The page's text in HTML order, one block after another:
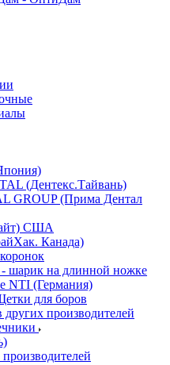
(Дентекс.Тайвань)
GROUP (Прима Дентал
США
Канада)
шарик на длинной ножке
NTI (Германия)
для боров
производителей